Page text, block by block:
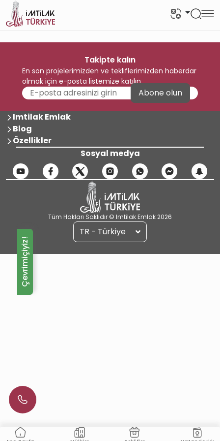
Takipte kalın
En son projelerimizden ve tekliflerimizden haberdar
olmak için e-posta listemize katılın
Abone olun
Imtilak Emlak
Blog
Özellikler
Sosyal medya
Tüm Hakları Saklıdır © Imtilak Emlak 2026
TR - Türkiye
Çevrimiçiyiz!